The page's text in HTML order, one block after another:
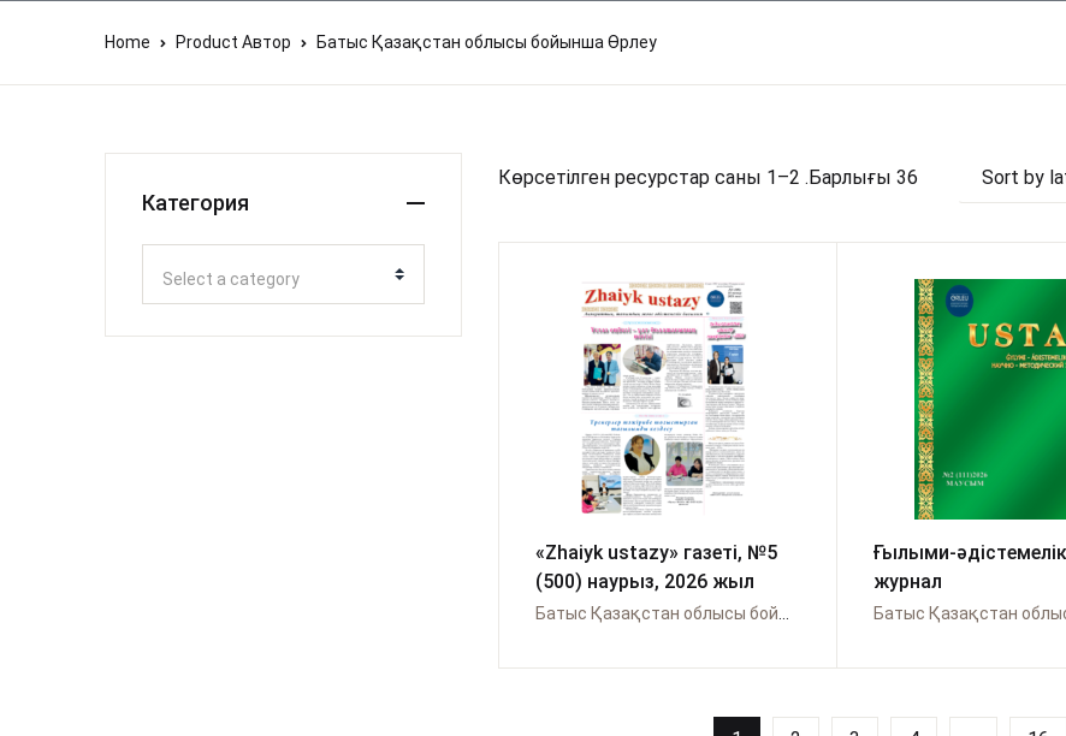
Home Product Автор Батыс Қазақстан облысы бойынша Өрлеу
Көрсетілген ресурстар саны 1–2 .Барлығы 36 Sort by
«Zhaiyk ustazy» газеті, №5
(500) наурыз, 2026 жыл
Ғылыми-әдістемелік
журнал
Категория
Select a category